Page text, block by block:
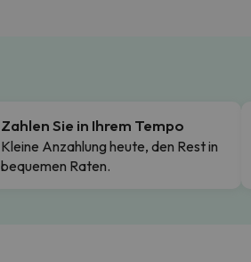
Zahlen Sie in Ihrem Tempo
Kleine Anzahlung heute, den Rest in
bequemen Raten.